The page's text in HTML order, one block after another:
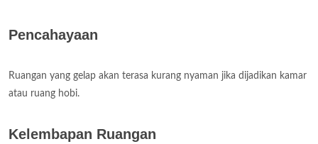
Pencahayaan
Ruangan yang gelap akan terasa kurang nyaman jika dijadikan kamar
atau ruang hobi.
Kelembapan Ruangan